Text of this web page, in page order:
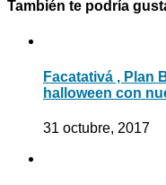
También te podría
Facatativá , Plan
halloween con
31 octubre, 2017